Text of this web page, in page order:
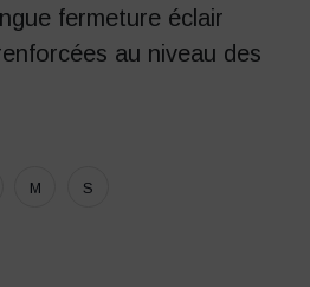
fermeture éclair
au niveau des
M S